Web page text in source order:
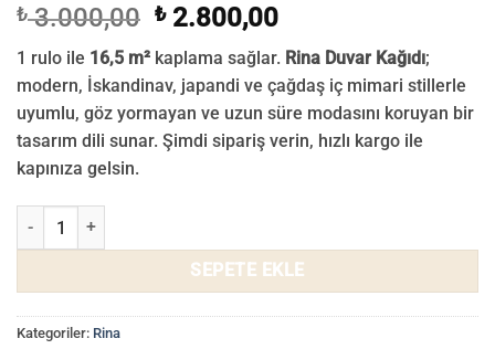
₺3.000,00 Orijinal
fiyat:
₺ 3.000,00.
₺2.800,00Şu
andaki
fiyat:
₺ 2.800,00.
1 rulo ile 16,5 m² kaplama sağlar. Rina Duvar Kağıdı;
modern, İskandinav, japandi ve çağdaş iç mimari stillerle
uyumlu, göz yormayan ve uzun süre modasını koruyan bir
tasarım dili sunar. Şimdi sipariş verin, hızlı kargo ile
kapınıza gelsin.
Rina Duvar Kağıdı 715-06 adet
SEPETE EKLE
Kategoriler: Rina